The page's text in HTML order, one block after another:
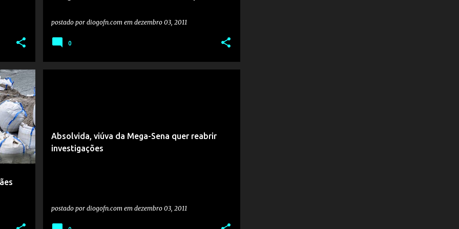
postado por diogofn.com em dezembro 03, 2011
0
Absolvida, viúva da Mega-Sena quer reabrir
investigações
postado por diogofn.com em dezembro 03, 2011